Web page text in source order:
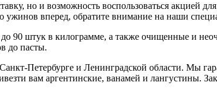
но и возможность воспользоваться акцией
ужинов вперед, обратите внимание на наши
90 штук в килограмме, а также очищенные и
до пасты.
Петербурге и Ленинградской области. Мы
вам аргентинские, ванамей и лангустины.